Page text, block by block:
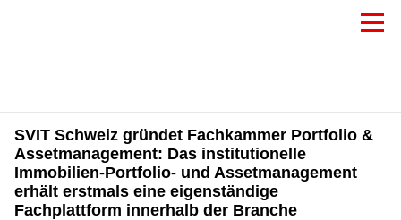
SVIT Schweiz gründet Fachkammer Portfolio &
Assetmanagement: Das institutionelle
Immobilien-Portfolio- und Assetmanagement
erhält erstmals eine eigenständige
Fachplattform innerhalb der Branche